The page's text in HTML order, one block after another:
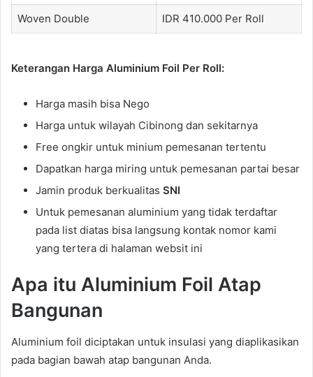
Woven Double IDR 410.000 Per Roll
Keterangan Harga Aluminium Foil Per Roll:
Harga masih bisa Nego
Harga untuk wilayah Cibinong dan sekitarnya
Free ongkir untuk minium pemesanan tertentu
Dapatkan harga miring untuk pemesanan partai besar
Jamin produk berkualitas SNI
Untuk pemesanan aluminium yang tidak terdaftar
pada list diatas bisa langsung kontak nomor kami
yang tertera di halaman websit ini
Apa itu Aluminium Foil Atap
Bangunan
Aluminium foil diciptakan untuk insulasi yang diaplikasikan
pada bagian bawah atap bangunan Anda.